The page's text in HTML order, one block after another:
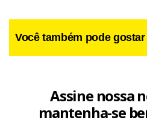
Você também pode gostar
Assine nossa
mantenha-se